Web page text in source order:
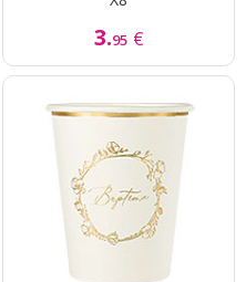
3.95 €